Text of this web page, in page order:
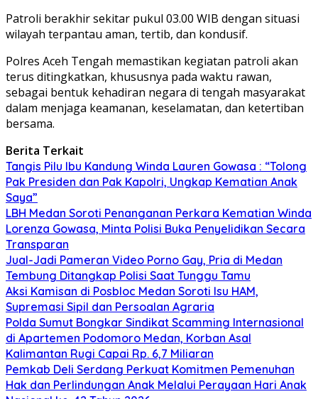
Patroli berakhir sekitar pukul 03.00 WIB dengan situasi
wilayah terpantau aman, tertib, dan kondusif.
Polres Aceh Tengah memastikan kegiatan patroli akan
terus ditingkatkan, khususnya pada waktu rawan,
sebagai bentuk kehadiran negara di tengah masyarakat
dalam menjaga keamanan, keselamatan, dan ketertiban
bersama.
Berita Terkait
Tangis Pilu Ibu Kandung Winda Lauren Gowasa : “Tolong
Pak Presiden dan Pak Kapolri, Ungkap Kematian Anak
Saya”
‎LBH Medan Soroti Penanganan Perkara Kematian Winda
Lorenza Gowasa, Minta Polisi Buka Penyelidikan Secara
Transparan
Jual-Jadi Pameran Video Porno Gay, Pria di Medan
Tembung Ditangkap Polisi Saat Tunggu Tamu
Aksi Kamisan di Posbloc Medan Soroti Isu HAM,
Supremasi Sipil dan Persoalan Agraria
Polda Sumut Bongkar Sindikat Scamming Internasional
di Apartemen Podomoro Medan, Korban Asal
Kalimantan Rugi Capai Rp. 6,7 Miliaran
Pemkab Deli Serdang Perkuat Komitmen Pemenuhan
Hak dan Perlindungan Anak Melalui Perayaan Hari Anak